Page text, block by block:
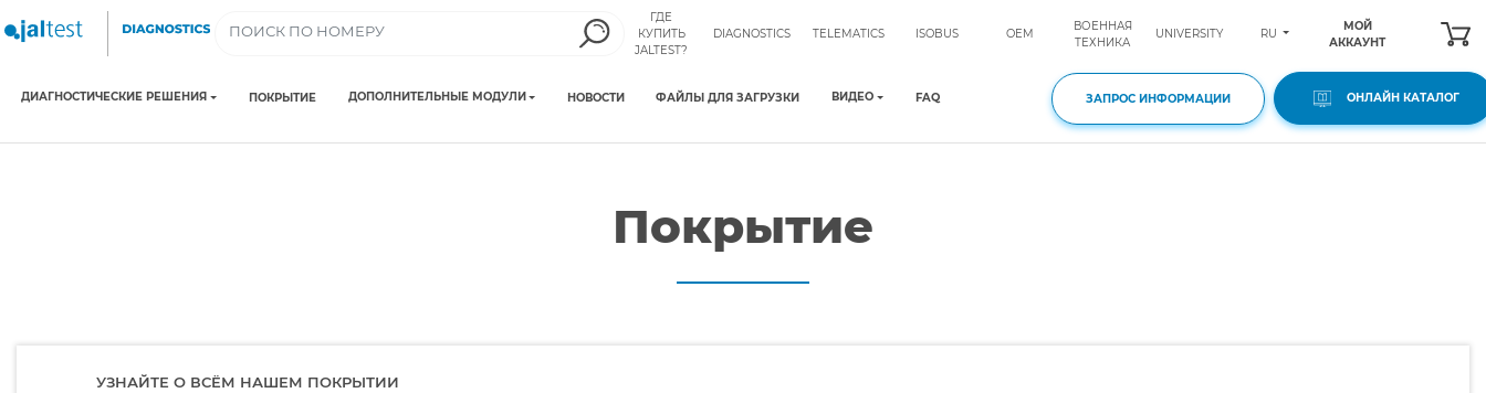
ГДЕ
КУПИТЬ
JALTEST?
DIAGNOSTICS TELEMATICS ISOBUS OEM
ВОЕННАЯ
ТЕХНИКА
UNIVERSITY RU
МОЙ
АККАУНТ
ДИАГНОСТИЧЕСКИЕ РЕШЕНИЯ ПОКРЫТИЕ ДОПОЛНИТЕЛЬНЫЕ МОДУЛИ НОВОСТИ ФАЙЛЫ ДЛЯ ЗАГРУЗКИ ВИДЕО FAQ ЗАПРОС ИНФОРМАЦИИ ОНЛАЙН КАТАЛОГ
Покрытие
УЗНАЙТЕ О ВСЁМ НАШЕМ ПОКРЫТИИ